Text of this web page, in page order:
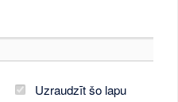
Uzraudzīt šo lapu